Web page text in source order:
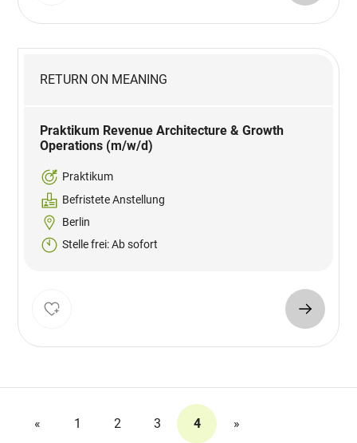
RETURN ON MEANING
Praktikum Revenue Architecture & Growth
Operations (m/w/d)
Praktikum
Befristete Anstellung
Berlin
Stelle frei: Ab sofort
« 1 2 3 4 »